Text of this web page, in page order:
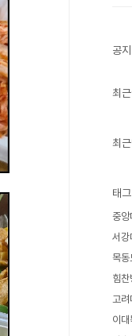
공
최
최
태그
중앙
서강
목동
힘
고려
이